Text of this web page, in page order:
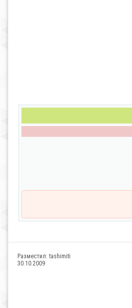
Разместил: tashimiti
30.10.2009